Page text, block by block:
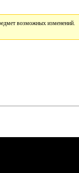
возможных изменений.